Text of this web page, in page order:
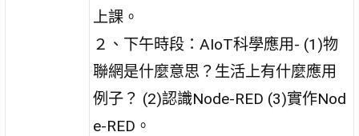
上課。
２、下午時段：AIoT科學應用- (1)物
聯網是什麼意思？生活上有什麼應用
例子？ (2)認識Node-RED (3)實作Nod
e-RED。